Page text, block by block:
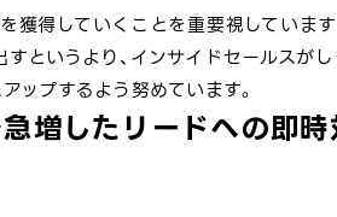
獲得していくことを重要視していま
すというより、インサイドセールスが
ップするよう努めています。
増したリードへの即